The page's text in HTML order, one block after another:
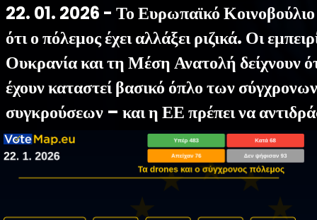
22. 01. 2026 - Το Ευρωπαϊκό Κοινοβούλιο
ότι ο πόλεμος έχει αλλάξει ριζικά. Οι
Ουκρανία και τη Μέση Ανατολή δείχνουν
έχουν καταστεί βασικό όπλο των σύγχρονων
συγκρούσεων – και η ΕΕ πρέπει να